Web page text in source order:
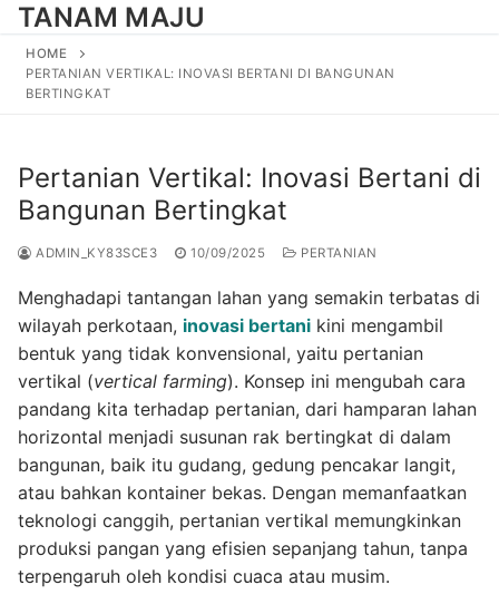
TANAM MAJU
HOME
PERTANIAN VERTIKAL: INOVASI BERTANI DI BANGUNAN
BERTINGKAT
Pertanian Vertikal: Inovasi Bertani di
Bangunan Bertingkat
ADMIN_KY83SCE3 10/09/2025 PERTANIAN
Menghadapi tantangan lahan yang semakin terbatas di
wilayah perkotaan, inovasi bertani kini mengambil
bentuk yang tidak konvensional, yaitu pertanian
vertikal (vertical farming). Konsep ini mengubah cara
pandang kita terhadap pertanian, dari hamparan lahan
horizontal menjadi susunan rak bertingkat di dalam
bangunan, baik itu gudang, gedung pencakar langit,
atau bahkan kontainer bekas. Dengan memanfaatkan
teknologi canggih, pertanian vertikal memungkinkan
produksi pangan yang efisien sepanjang tahun, tanpa
terpengaruh oleh kondisi cuaca atau musim.